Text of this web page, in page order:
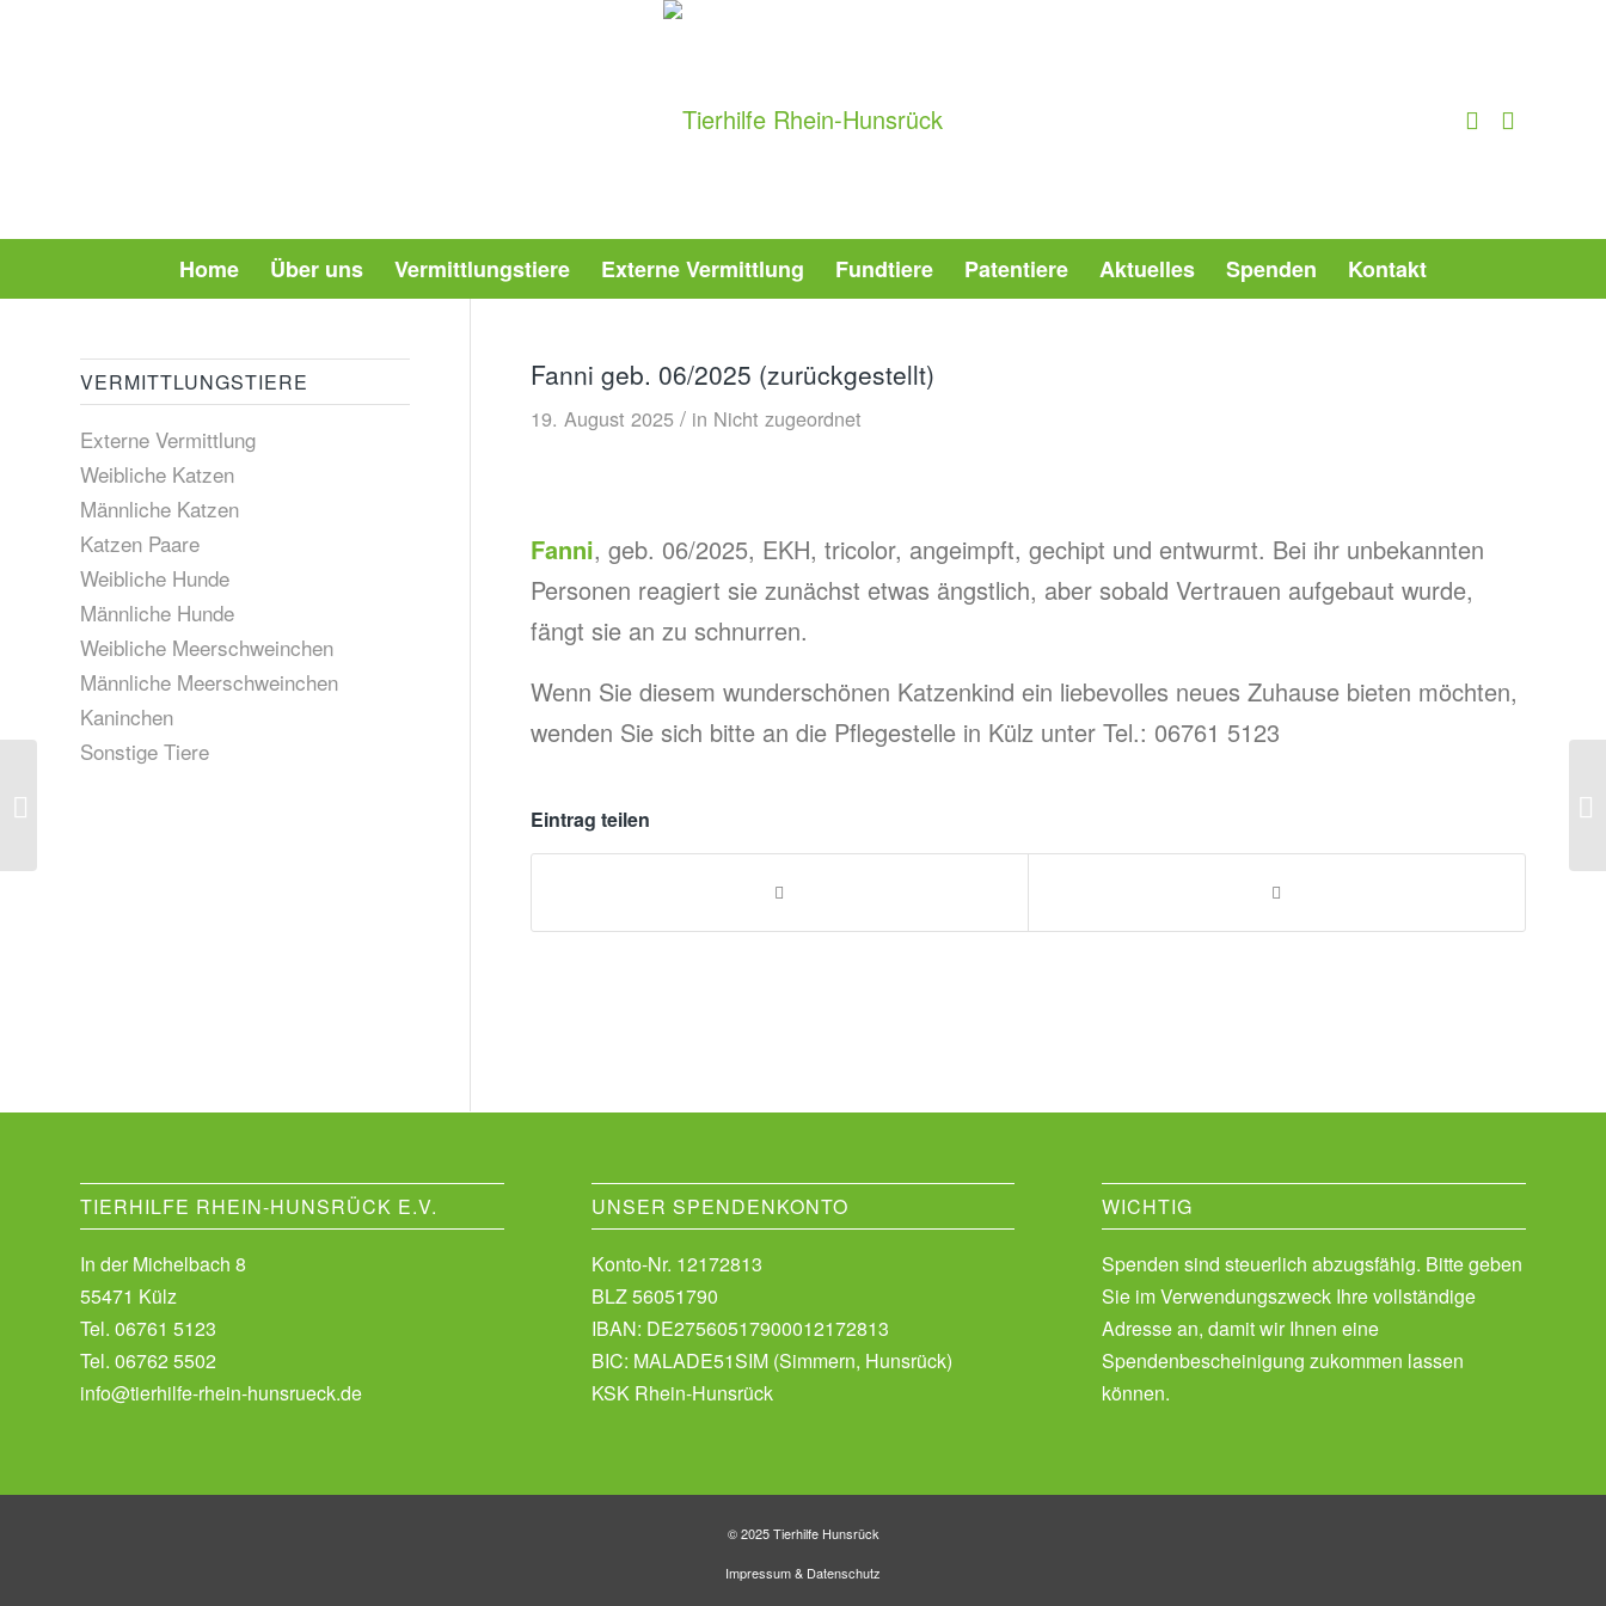
Home Über uns Vermittlungstiere Externe Vermittlung Fundtiere Patentiere Aktuelles Spenden Kontakt
Fanni geb. 06/2025 (zurückgestellt)
19. August 2025 / in Nicht zugeordnet
Fanni, geb. 06/2025, EKH, tricolor, angeimpft, gechipt und entwurmt. Bei ihr unbekannten
Personen reagiert sie zunächst etwas ängstlich, aber sobald Vertrauen aufgebaut wurde,
fängt sie an zu schnurren.
Wenn Sie diesem wunderschönen Katzenkind ein liebevolles neues Zuhause bieten möchten,
wenden Sie sich bitte an die Pflegestelle in Külz unter Tel.: 06761 5123
Eintrag teilen
VERMITTLUNGSTIERE
Externe Vermittlung
Weibliche Katzen
Männliche Katzen
Katzen Paare
Weibliche Hunde
Männliche Hunde
Weibliche Meerschweinchen
Männliche Meerschweinchen
Kaninchen
Sonstige Tiere
TIERHILFE RHEIN-HUNSRÜCK E.V.
In der Michelbach 8
55471 Külz
Tel. 06761 5123
Tel. 06762 5502
info@tierhilfe-rhein-hunsrueck.de
UNSER SPENDENKONTO
Konto-Nr. 12172813
BLZ 56051790
IBAN: DE27560517900012172813
BIC: MALADE51SIM (Simmern, Hunsrück)
KSK Rhein-Hunsrück
WICHTIG
Spenden sind steuerlich abzugsfähig. Bitte geben
Sie im Verwendungszweck Ihre vollständige
Adresse an, damit wir Ihnen eine
Spendenbescheinigung zukommen lassen
können.
© 2025 Tierhilfe Hunsrück
Impressum& Datenschutz